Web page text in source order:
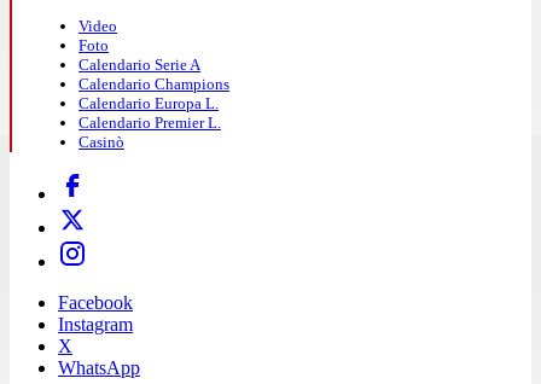
Video
Foto
Calendario Serie A
Calendario Champions
Calendario Europa L.
Calendario Premier L.
Casinò
Facebook
Instagram
X
WhatsApp